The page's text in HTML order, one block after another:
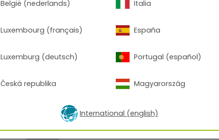
Augmentez vos
chances.
België (nederlands)
Luxembourg (français)
Luxemburg (deutsch)
Česká republika
Italia
España
Portugal (español)
Magyarország
International (english)